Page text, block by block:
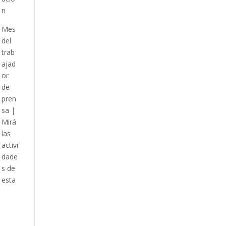
n
Mes
del
trab
ajad
or
de
pren
sa |
Mirá
las
activi
dade
s de
esta